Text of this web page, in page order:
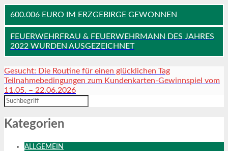
600.006 EURO IM ERZGEBIRGE GEWONNEN
FEUERWEHRFRAU & FEUERWEHRMANN DES JAHRES
2022 WURDEN AUSGEZEICHNET
Gesucht: Die Routine für einen glücklichen Tag
Teilnahmebedingungen zum Kundenkarten-Gewinnspiel vom
11.05. – 22.06.2026
Kategorien
ALLGEMEIN